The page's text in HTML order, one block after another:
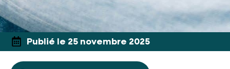
Publié le 25 novembre 2025